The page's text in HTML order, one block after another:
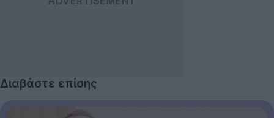
Διαβάστε επίσης